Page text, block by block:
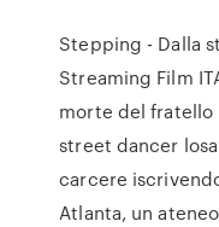
Stepping - Dalla
Streaming Film
morte del fratello
street dancer
carcere
Atlanta, un